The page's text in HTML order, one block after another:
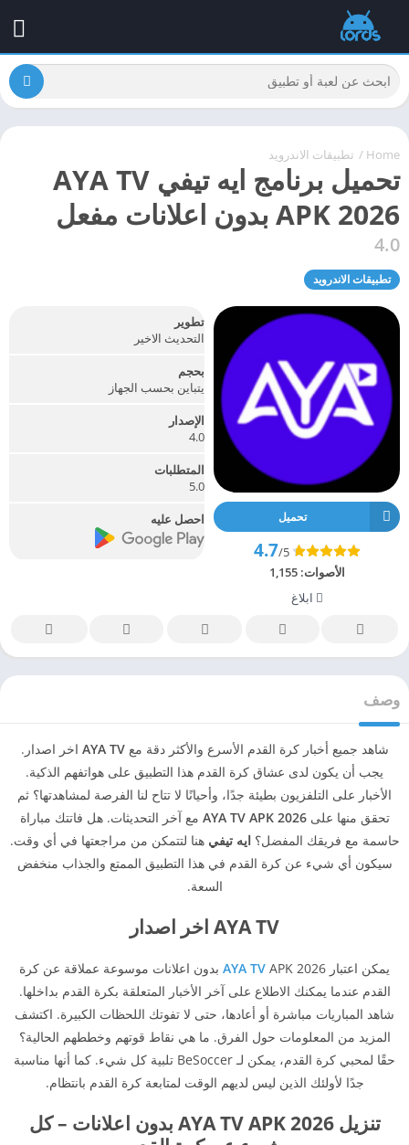
Home
/ تطبيقات الاندرويد
تحميل برنامج ايه تيفي AYA TV
APK 2026 بدون اعلانات مفعل
4.0
تطبيقات الاندرويد
تحميل
4.7/5
الأصوات:1,155
ابلاغ
تطوير
التحديث الاخير
بحجم
يتباين بحسب الجهاز
الإصدار
4.0
المتطلبات
5.0
احصل عليه
وصف
شاهد جميع أخبار كرة القدم الأسرع والأكثر دقة معAYA TV اخر اصدار.
يجب أن يكون لدى عشاق كرة القدم هذا التطبيق على هواتفهم الذكية.
الأخبار على التلفزيون بطيئة جدًا، وأحيانًا لا تتاح لنا الفرصة لمشاهدتها؟ ثم
تحقق منها علىAYA TV APK 2026 مع آخر التحديثات. هل فاتتك مباراة
حاسمة مع فريقك المفضل؟ايه تيفي هنا لتتمكن من مراجعتها في أي وقت.
سيكون أي شيء عن كرة القدم في هذا التطبيق الممتع والجذاب منخفض
السعة.
AYA TV اخر اصدار
يمكن اعتبار AYA TV APK 2026 بدون اعلانات موسوعة عملاقة عن كرة
القدم عندما يمكنك الاطلاع على آخر الأخبار المتعلقة بكرة القدم بداخلها.
شاهد المباريات مباشرة أو أعادها، حتى لا تفوتك اللحظات الكبيرة. اكتشف
المزيد من المعلومات حول الفرق. ما هي نقاط قوتهم وخططهم الحالية؟
حقًا لمحبي كرة القدم، يمكن لـ BeSoccer تلبية كل شيء. كما أنها مناسبة
جدًا لأولئك الذين ليس لديهم الوقت لمتابعة كرة القدم بانتظام.
تنزيل AYA TV APK 2026 بدون اعلانات – كل